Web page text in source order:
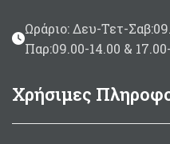
Ωράριο: Δευ-Τετ-
Παρ:09.00-14.00 &
Χρήσιμες